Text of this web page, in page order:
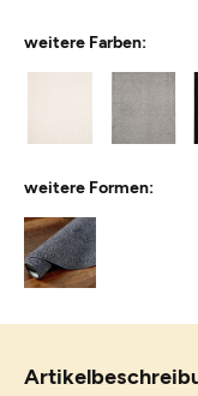
weitere Farben:
weitere Formen: